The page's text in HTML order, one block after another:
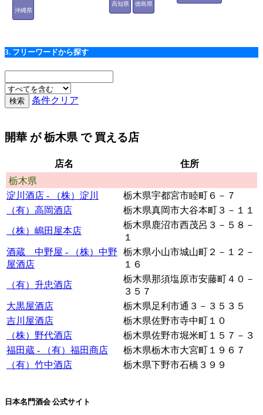
徳島県
高知県
沖縄県
3. フリーワードから探す
条件クリア
開華 が栃木県 で 買える店
店名
住所
栃木県
淀川酒店 - （株）淀川
栃木県宇都宮市睦町６－７
（有）高岡酒店
栃木県真岡市大谷本町３－１１
（株）嶋田屋本店
栃木県鹿沼市西茂呂３－５８－
１
酒蔵 中野屋 - （株）中野
屋酒店
栃木県小山市城山町２－１２－
１６
（有）升忠酒店
栃木県那須塩原市安藤町４０－
３５７
大黒屋酒店
栃木県足利市通３－３５３５
吉川屋酒店
栃木県佐野市寺中町１０
（株）野代酒店
栃木県佐野市堀米町１５７－３
福田蔵 - （有）福田商店
栃木県栃木市大宮町１９６７
（有）竹中酒店
栃木県下野市石橋３９９
日本名門酒会 公式サイト